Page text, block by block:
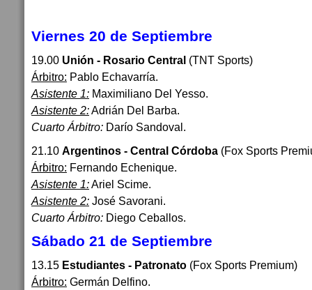
Viernes 20 de Septiembre
19.00 Unión - Rosario Central (TNT Sports)
Árbitro: Pablo Echavarría.
Asistente 1: Maximiliano Del Yesso.
Asistente 2:Adrián Del Barba.
Cuarto Árbitro: Darío Sandoval.
21.10 Argentinos - Central Córdoba (Fox Sports
Árbitro: Fernando Echenique.
Asistente 1:Ariel Scime.
Asistente 2: José Savorani.
Cuarto Árbitro: Diego Ceballos.
Sábado 21 de Septiembre
13.15 Estudiantes - Patronato (Fox Sports Premium)
Árbitro: Germán Delfino.